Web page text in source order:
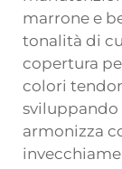
marrone e
tonalità di
copertura
colori
sviluppando
armonizza